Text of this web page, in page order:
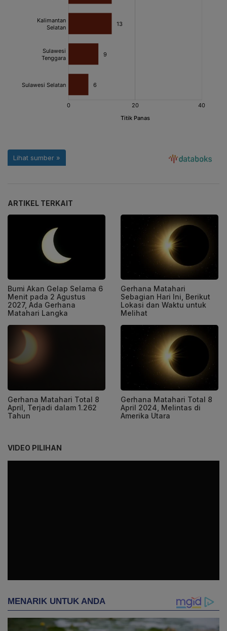
ARTIKEL TERKAIT
Bumi Akan Gelap Selama 6
Menit pada 2 Agustus
2027, Ada Gerhana
Matahari Langka
Gerhana Matahari
Sebagian Hari Ini, Berikut
Lokasi dan Waktu untuk
Melihat
Gerhana Matahari Total 8
April, Terjadi dalam 1.262
Tahun
Gerhana Matahari Total 8
April 2024, Melintas di
Amerika Utara
VIDEO PILIHAN